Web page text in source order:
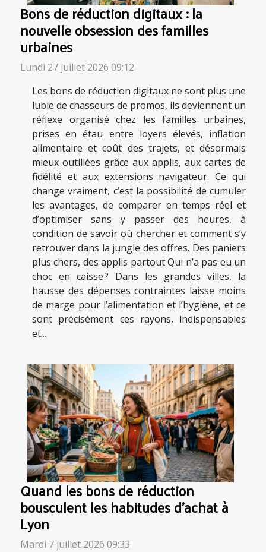
Bons de réduction digitaux : la
nouvelle obsession des familles
urbaines
Lundi 27 juillet 2026 09:12
Les bons de réduction digitaux ne sont plus une
lubie de chasseurs de promos, ils deviennent un
réflexe organisé chez les familles urbaines,
prises en étau entre loyers élevés, inflation
alimentaire et coût des trajets, et désormais
mieux outillées grâce aux applis, aux cartes de
fidélité et aux extensions navigateur. Ce qui
change vraiment, c’est la possibilité de cumuler
les avantages, de comparer en temps réel et
d’optimiser sans y passer des heures, à
condition de savoir où chercher et comment s’y
retrouver dans la jungle des offres. Des paniers
plus chers, des applis partout Qui n’a pas eu un
choc en caisse ? Dans les grandes villes, la
hausse des dépenses contraintes laisse moins
de marge pour l’alimentation et l’hygiène, et ce
sont précisément ces rayons, indispensables
et...
Quand les bons de réduction
bousculent les habitudes d’achat à
Lyon
Mardi 7 juillet 2026 09:33